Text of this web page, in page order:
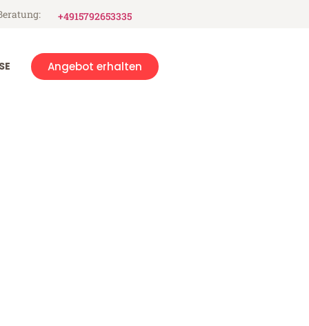
+4915792653335
Angebot erhalten